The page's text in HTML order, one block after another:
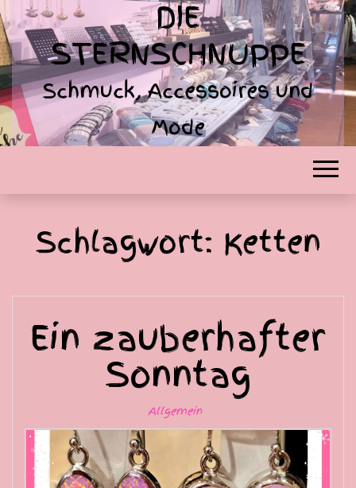
DIE
STERNSCHNUPPE
Schmuck, Accessoires und
Mode
Schlagwort: Ketten
Ein zauberhafter
Sonntag
Allgemein